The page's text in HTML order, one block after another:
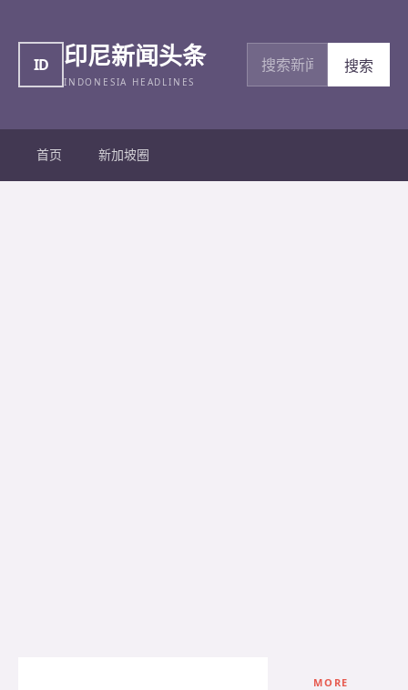
ID 印尼新闻头条
INDONESIA HEADLINES
搜索新闻
搜索
首页 新加坡圈
MORE